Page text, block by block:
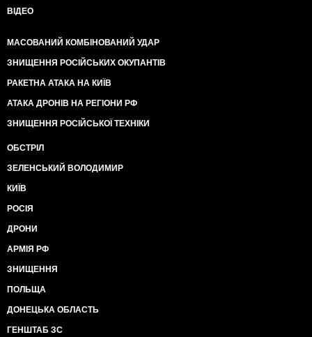
ВІДЕО
МАСОВАНИЙ КОМБІНОВАНИЙ УДАР
ЗНИЩЕННЯ РОСІЙСЬКИХ ОКУПАНТІВ
РАКЕТНА АТАКА НА КИЇВ
АТАКА ДРОНІВ НА РЕГІОНИ РФ
ЗНИЩЕННЯ РОСІЙСЬКОЇ ТЕХНІКИ
ОБСТРІЛ
ЗЕЛЕНСЬКИЙ ВОЛОДИМИР
КИЇВ
РОСІЯ
ДРОНИ
АРМІЯ РФ
ЗНИЩЕННЯ
ПОЛЬЩА
ДОНЕЦЬКА ОБЛАСТЬ
ГЕНШТАБ ЗС